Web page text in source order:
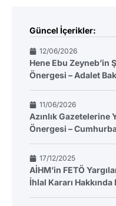
Güncel İçerikler:
12/06/2026
Hene Ebu Zeyneb’in
Önergesi – Adalet
11/06/2026
Azınlık Gazetelerine
Önergesi –
17/12/2025
AİHM’in FETÖ
İhlal Kararı